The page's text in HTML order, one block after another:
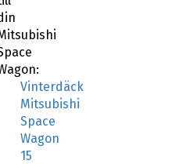
Vinterdäck
Mitsubishi
Space
Wagon
15